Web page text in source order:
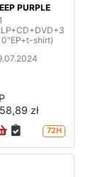
PURPLE
shirt)
zł
72H